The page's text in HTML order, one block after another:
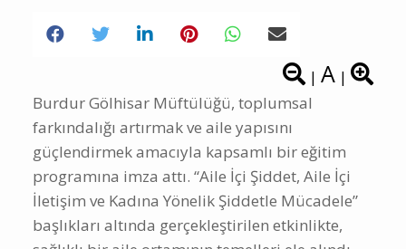
|
Burdur Gölhisar Müftülüğü, toplumsal
farkındalığı artırmak ve aile yapısını
güçlendirmek amacıyla kapsamlı bir eğitim
programına imza attı. “Aile İçi Şiddet, Aile İçi
İletişim ve Kadına Yönelik Şiddetle Mücadele”